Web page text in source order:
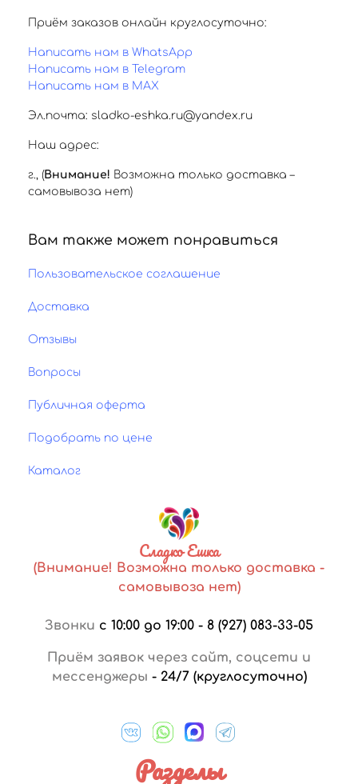
Приём заказов онлайн круглосуточно:
Написать нам в WhatsApp
Написать нам в Telegram
Написать нам в MAX
Эл.почта: sladko-eshka.ru@yandex.ru
Наш адрес:
г. , (Внимание! Возможна только доставка –
самовывоза нет)
Вам также может понравиться
Пользовательское соглашение
Доставка
Отзывы
Вопросы
Публичная оферта
Подобрать по цене
Каталог
Сладко Ешка
(Внимание! Возможна только доставка -
самовывоза нет)
Звонки с 10:00 до 19:00 - 8 (927) 083-33-05
Приём заявок через сайт, соцсети и
мессенджеры - 24/7 (круглосуточно)
Разделы